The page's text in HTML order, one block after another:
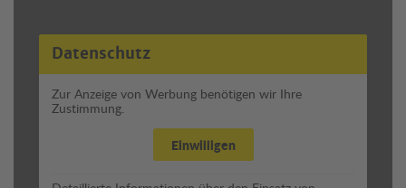
Datenschutz
Zur Anzeige von Werbung benötigen wir Ihre
Zustimmung.
Einwilligen